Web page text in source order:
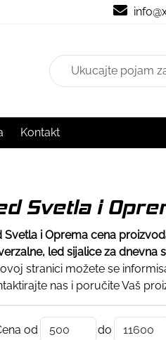
Kontakt
Svetla i
Svetla i Oprema cena
led sijalice za dnevna
stranici možete se
nas i poručite Vaš
od do